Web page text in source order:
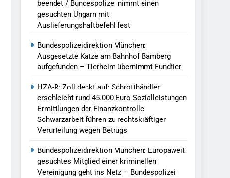
beendet / Bundespolizei nimmt einen
gesuchten Ungarn mit
Auslieferungshaftbefehl fest
Bundespolizeidirektion München:
Ausgesetzte Katze am Bahnhof Bamberg
aufgefunden – Tierheim übernimmt Fundtier
HZA-R: Zoll deckt auf: Schrotthändler
erschleicht rund 45.000 Euro Sozialleistungen
Ermittlungen der Finanzkontrolle
Schwarzarbeit führen zu rechtskräftiger
Verurteilung wegen Betrugs
Bundespolizeidirektion München: Europaweit
gesuchtes Mitglied einer kriminellen
Vereinigung geht ins Netz – Bundespolizei